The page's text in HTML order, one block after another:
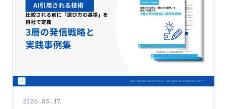
2026.03.17